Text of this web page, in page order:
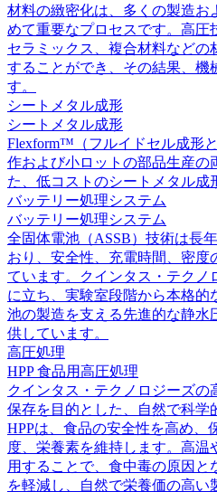
材料の緻密化は、多くの製造お
めて重要なプロセスです。高圧
セラミックス、複合材料など
することができ、その結果、機
す。
シートメタル成形
シートメタル成形
Flexform™（フルイドセル成形
作および小ロットの部品生産の
た、低コストのシートメタル成
バッテリー処理システム
バッテリー処理システム
全固体電池（ASSB）技術は長
おり、安全性、充電時間、密度
ています。クインタス・テクノ
に立ち、実験室段階から本格
池の製造を支える先進的な静水
供しています。
高圧処理
HPP 食品用高圧処理
クインタス・テクノロジーズの
保存を目的とした、自然で科学
HPPは、食品の安全性を高め、
度、栄養素を維持します。高温
用することで、食中毒の原因と
を軽減し、自然で栄養価の高い